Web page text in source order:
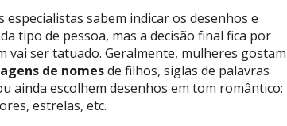
especialistas sabem indicar os desenhos e
tipo de pessoa, mas a decisão final fica por
vai ser tatuado. Geralmente, mulheres gostam
de nomesde filhos, siglas de palavras
ainda escolhem desenhos em tom romântico:
estrelas, etc.